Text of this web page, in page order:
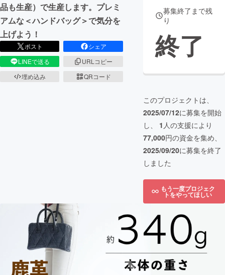
品も生産）で生産します。プレミ
アムな＜ハンドバッグ＞で気分を
上げよう！
ポスト
シェア
LINEで送る
URLコピー
埋め込み
QRコード
募集終了まで残
り
終了
このプロジェクトは、
2025/07/12に募集を開始
し、 1 人の支援により
77,000円の資金を集め、
2025/09/20に募集を終了
しました
もう一度プロジェク
トをやってほしい